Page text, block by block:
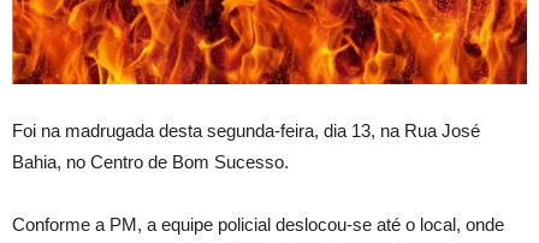
Foi na madrugada desta segunda-feira, dia 13, na Rua José
Bahia, no Centro de Bom Sucesso.
Conforme a PM, a equipe policial deslocou-se até o local, onde